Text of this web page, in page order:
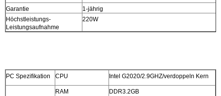
Garantie
1-jährig
Höchstleistungs-
Leistungsaufnahme
220W
PC Spezifikation CPU Intel G2020/2.9GHZ/verdoppeln Kern
RAM DDR3.2GB